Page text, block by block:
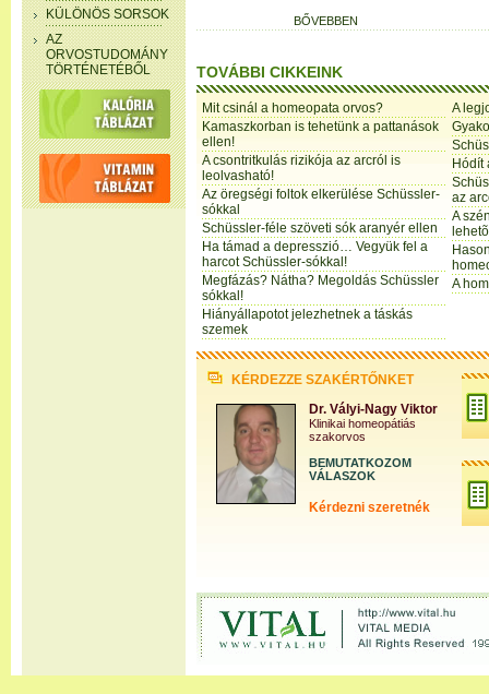
KÜLÖNÖS SORSOK
AZ
ORVOSTUDOMÁNY
TÖRTÉNETÉBŐL
BŐVEBBEN
TOVÁBBI CIKKEINK
Mit csinál a homeopata orvos?
Kamaszkorban is tehetünk a pattanások
ellen!
A csontritkulás rizikója az arcról is
leolvasható!
Az öregségi foltok elkerülése Schüssler-
sókkal
Schüssler-féle szöveti sók aranyér ellen
Ha támad a depresszió… Vegyük fel a
harcot Schüssler-sókkal!
Megfázás? Nátha? Megoldás Schüssler
sókkal!
Hiányállapotot jelezhetnek a táskás
szemek
A
Hódít
az
A
A
KÉRDEZZE SZAKÉRTŐNKET
Dr. Vályi-Nagy Viktor
Klinikai homeopátiás
szakorvos
BEMUTATKOZOM
VÁLASZOK
Kérdezni szeretnék